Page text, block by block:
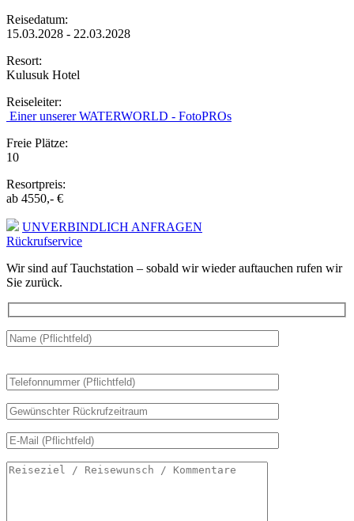
Reisedatum:
15.03.2028 - 22.03.2028
Resort:
Kulusuk Hotel
Reiseleiter:
Einer unserer WATERWORLD - FotoPROs
Freie Plätze:
10
Resortpreis:
ab 4550,- €
UNVERBINDLICH ANFRAGEN
Rückrufservice
Wir sind auf Tauchstation – sobald wir wieder auftauchen rufen wir
Sie zurück.
lasse
Feld